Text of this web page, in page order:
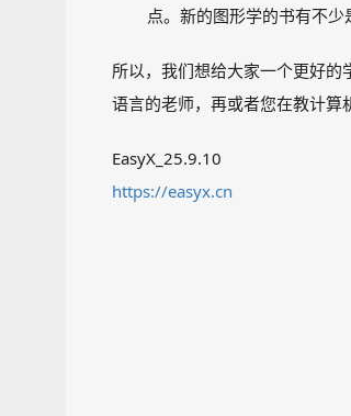
点。新的图形学的书有不少
所以，我们想给大家一个更好的
语言的老师，再或者您在教计算
EasyX_25.9.10
https://easyx.cn